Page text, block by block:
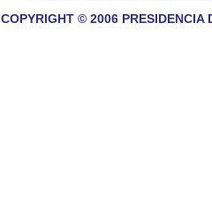
COPYRIGHT © 2006 PRESIDENCIA